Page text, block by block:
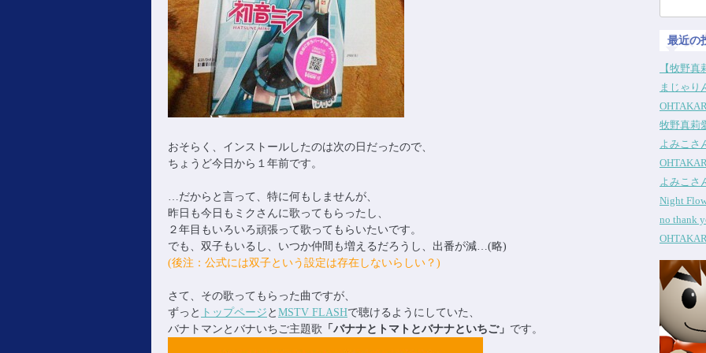
おそらく、インストールしたのは次の日だったので、
ちょうど今日から１年前です。
…だからと言って、特に何もしませんが、
昨日も今日もミクさんに歌ってもらったし、
２年目もいろいろ頑張って歌ってもらいたいです。
でも、双子もいるし、いつか仲間も増えるだろうし、出番が減…(略)
(後注：公式には双子という設定は存在しないらしい？)
さて、その歌ってもらった曲ですが、
ずっと トップページ と MSTV FLASHで聴けるようにしていた、
バナトマンとバナいちご主題歌 「バナナとトマトとバナナといちご」 です。
最近の
【牧野
まじゃり
牧野真莉
よみこさ
よみこさ
Night
no thank